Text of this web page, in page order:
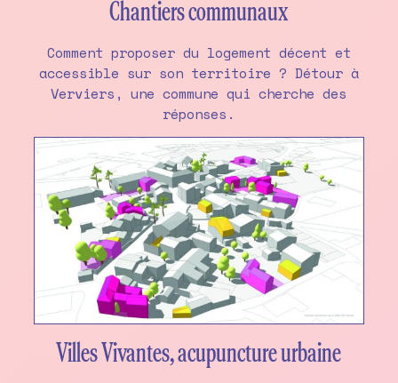
Chantiers communaux
Comment proposer du logement décent et
accessible sur son territoire ? Détour à
Verviers, une commune qui cherche des
réponses.
Villes Vivantes, acupuncture urbaine